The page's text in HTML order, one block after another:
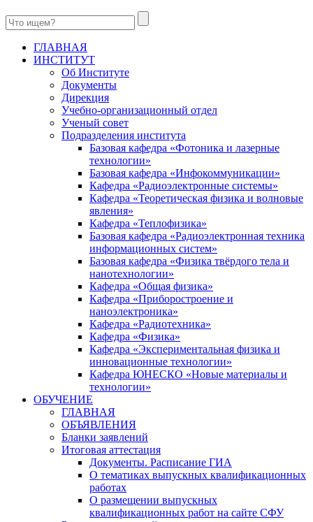
ГЛАВНАЯ
ИНСТИТУТ
Об Институте
Документы
Дирекция
Учебно-организационный отдел
Ученый совет
Подразделения института
Базовая кафедра «Фотоника и лазерные
технологии»
Базовая кафедра «Инфокоммуникации»
Кафедра «Радиоэлектронные системы»
Кафедра «Теоретическая физика и волновые
явления»
Кафедра «Теплофизика»
Базовая кафедра «Радиоэлектронная техника
информационных систем»
Базовая кафедра «Физика твёрдого тела и
нанотехнологии»
Кафедра «Общая физика»
Кафедра «Приборостроение и
наноэлектроника»
Кафедра «Радиотехника»
Кафедра «Физика»
Кафедра «Экспериментальная физика и
инновационные технологии»
Кафедра ЮНЕСКО «Новые материалы и
технологии»
ОБУЧЕНИЕ
ГЛАВНАЯ
ОБЪЯВЛЕНИЯ
Бланки заявлений
Итоговая аттестация
Документы. Расписание ГИА
О тематиках выпускных квалификационных
работах
О размещении выпускных
квалификационных работ на сайте СФУ